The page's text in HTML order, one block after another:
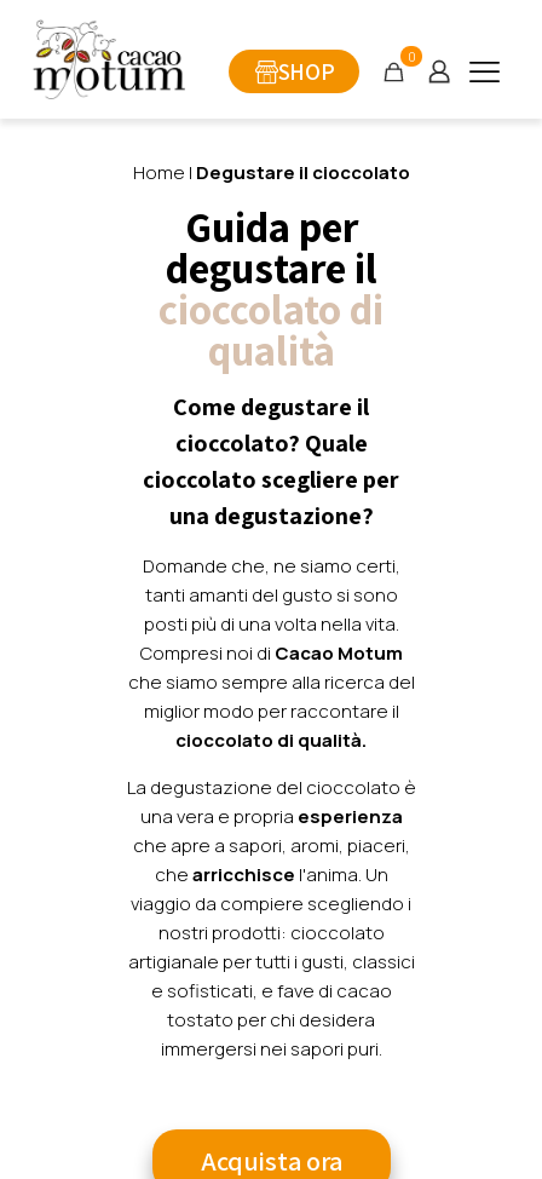
SHOP
0
Home | Degustare il cioccolato
Guida per
degustare il
cioccolato di
qualità
Come degustare il
cioccolato? Quale
cioccolato scegliere per
una degustazione?
Domande che, ne siamo certi,
tanti amanti del gusto si sono
posti più di una volta nella vita.
Compresi noi di Cacao Motum
che siamo sempre alla ricerca del
miglior modo per raccontare il
cioccolato di qualità.
La degustazione del cioccolato è
una vera e propria esperienza
che apre a sapori, aromi, piaceri,
chearricchisce l'anima. Un
viaggio da compiere scegliendo i
nostri prodotti: cioccolato
artigianale per tutti i gusti, classici
e sofisticati, e fave di cacao
tostato per chi desidera
immergersi nei sapori puri.
Acquista ora